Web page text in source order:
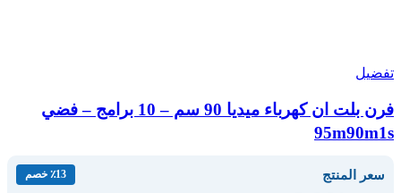
تفضيل
فرن بلت ان كهرباء ميديا 90 سم – 10 برامج – فضي
95m90m1s
سعر المنتج ٪13 خصم